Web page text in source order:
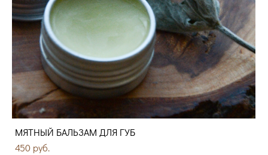
МЯТНЫЙ БАЛЬЗАМ ДЛЯ ГУБ
450 pуб.